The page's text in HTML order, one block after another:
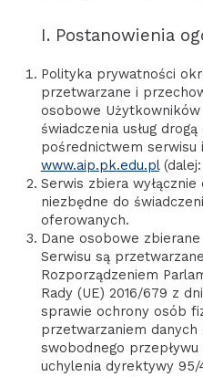
I. Postanowienia
Polityka prywatności
przetwarzane i
osobowe
świadczenia usług
pośrednictwem serwisu
www.aip.pk.edu.pl(dalej:
Serwis zbiera
niezbędne do
oferowanych.
Dane osobowe
Serwisu są
Rozporządzeniem
Rady (UE) 2016/679 z
sprawie ochrony osób
przetwarzaniem
swobodnego
uchylenia dyrektywy 95/